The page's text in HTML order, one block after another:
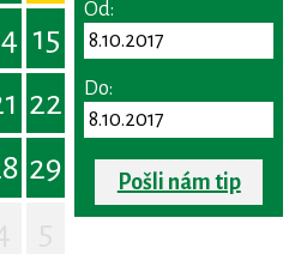
15
22
29
Od:
Do:
Pošli nám tip